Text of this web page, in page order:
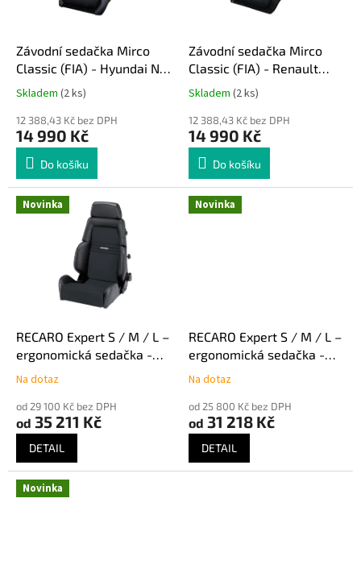
Závodní sedačka Mirco
Classic (FIA) - Hyundai N
style
Skladem (2 ks)
12 388,43 Kč bez DPH
14 990 Kč
Do košíku
Závodní sedačka Mirco
Classic (FIA) - Renault
Sport style
Skladem (2 ks)
12 388,43 Kč bez DPH
14 990 Kč
Do košíku
Novinka
RECARO Expert S / M / L –
ergonomická sedačka -
černá Dinamica / černá
Na dotaz
od 29 100 Kč bez DPH
od 35 211 Kč
DETAIL
Novinka
RECARO Expert S / M / L –
ergonomická sedačka -
černá Artista / černá
Na dotaz
od 25 800 Kč bez DPH
od 31 218 Kč
DETAIL
Novinka